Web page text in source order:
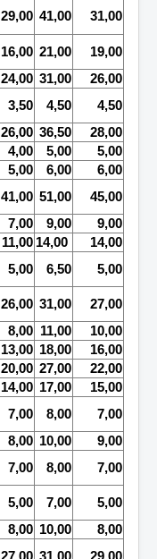
29,00 41,00
31,00
16,00 21,00
19,00
24,00 31,00
26,00
3,50 4,50
4,50
26,00 36,50
28,00
4,00 5,00
5,00
5,00 6,00
6,00
41,00 51,00
45,00
7,00 9,00
9,00
11,00 14,00
14,00
5,00 6,50
5,00
26,00 31,00
27,00
8,00 11,00
10,00
13,00 18,00
16,00
20,00 27,00
22,00
14,00 17,00
15,00
7,00 8,00
7,00
8,00 10,00
9,00
7,00 8,00
7,00
5,00 7,00
5,00
8,00 10,00
8,00